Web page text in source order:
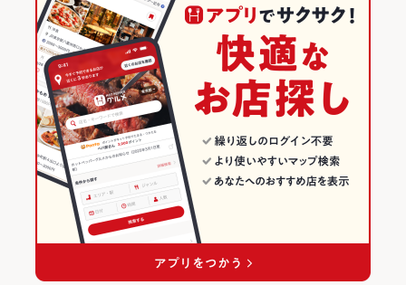
カクテル充実
お子様連れ お子様連れOK
ウェディン
グパーティ
ー二次会
不可
－
心斎橋・なんば・南船場・堀江のグルメランキング
心斎橋・なんば・南船場・堀江の洋食ランキング
南船場・新町のグルメランキング
南船場・新町の洋食ランキング